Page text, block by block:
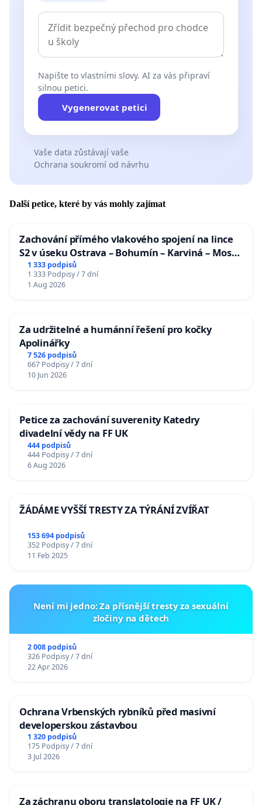
Napište to vlastními slovy. AI za vás připraví
silnou petici.
Vygenerovat petici
Vaše data zůstávají vaše
Ochrana soukromí od návrhu
Další petice, které by vás mohly zajímat
Zachování přímého vlakového spojení na lince
S2 v úseku Ostrava – Bohumín – Karviná – Mosty
u Jablunkova
1 333 podpisů
1 333 Podpisy / 7 dní
1 Aug 2026
Za udržitelné a humánní řešení pro kočky
Apolinářky
7 526 podpisů
667 Podpisy / 7 dní
10 Jun 2026
Petice za zachování suverenity Katedry
divadelní vědy na FF UK
444 podpisů
444 Podpisy / 7 dní
6 Aug 2026
ŽÁDÁME VYŠŠÍ TRESTY ZA TÝRÁNÍ ZVÍŘAT
153 694 podpisů
352 Podpisy / 7 dní
11 Feb 2025
Není mi jedno: Za přísnější tresty za sexuální
zločiny na dětech
2 008 podpisů
326 Podpisy / 7 dní
22 Apr 2026
Ochrana Vrbenských rybníků před masivní
developerskou zástavbou
1 320 podpisů
175 Podpisy / 7 dní
3 Jul 2026
Za záchranu oboru translatologie na FF UK /